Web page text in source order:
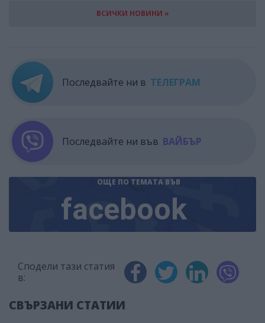
ВСИЧКИ НОВИНИ »
Последвайте ни в ТЕЛЕГРАМ
Последвайте ни във ВАЙБЪР
ОЩЕ ПО ТЕМАТА ВЪВ
facebook
Сподели тази статия
в:
СВЪРЗАНИ СТАТИИ